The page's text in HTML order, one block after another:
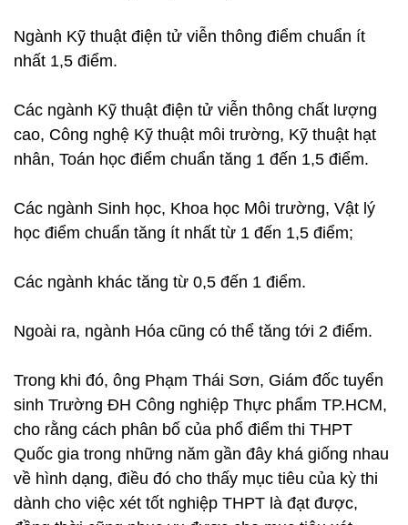
Ngành Kỹ thuật điện tử viễn thông điểm chuẩn ít
nhất 1,5 điểm.
Các ngành Kỹ thuật điện tử viễn thông chất lượng
cao, Công nghệ Kỹ thuật môi trường, Kỹ thuật hạt
nhân, Toán học điểm chuẩn tăng 1 đến 1,5 điểm.
Các ngành Sinh học, Khoa học Môi trường, Vật lý
học điểm chuẩn tăng ít nhất từ 1 đến 1,5 điểm;
Các ngành khác tăng từ 0,5 đến 1 điểm.
Ngoài ra, ngành Hóa cũng có thể tăng tới 2 điểm.
Trong khi đó, ông Phạm Thái Sơn, Giám đốc tuyển
sinh Trường ĐH Công nghiệp Thực phẩm TP.HCM,
cho rằng cách phân bố của phổ điểm thi THPT
Quốc gia trong những năm gần đây khá giống nhau
về hình dạng, điều đó cho thấy mục tiêu của kỳ thi
dành cho việc xét tốt nghiệp THPT là đạt được,